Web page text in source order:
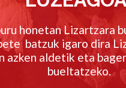
honetan Lizartzara
batzuk igaro dira
azken aldetik eta
bueltatzeko.